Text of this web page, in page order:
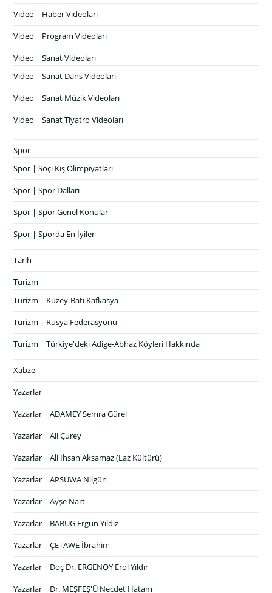
Video | Haber Videoları
Video | Program Videoları
Video | Sanat Videoları
Video | Sanat Dans Videoları
Video | Sanat Müzik Videoları
Video | Sanat Tiyatro Videoları
Spor
Spor | Soçi Kış Olimpiyatları
Spor | Spor Dalları
Spor | Spor Genel Konular
Spor | Sporda En İyiler
Tarih
Turizm
Turizm | Kuzey-Batı Kafkasya
Turizm | Rusya Federasyonu
Turizm | Türkiye'deki Adige-Abhaz Köyleri Hakkında
Xabze
Yazarlar
Yazarlar | ADAMEY Semra Gürel
Yazarlar | Ali Çurey
Yazarlar | Ali İhsan Aksamaz (Laz Kültürü)
Yazarlar | APSUWA Nilgün
Yazarlar | Ayşe Nart
Yazarlar | BABUG Ergün Yıldız
Yazarlar | ÇETAWE İbrahim
Yazarlar | Doç Dr. ERGENOY Erol Yıldır
Yazarlar | Dr. MEŞFEŞ'Ü Necdet Hatam